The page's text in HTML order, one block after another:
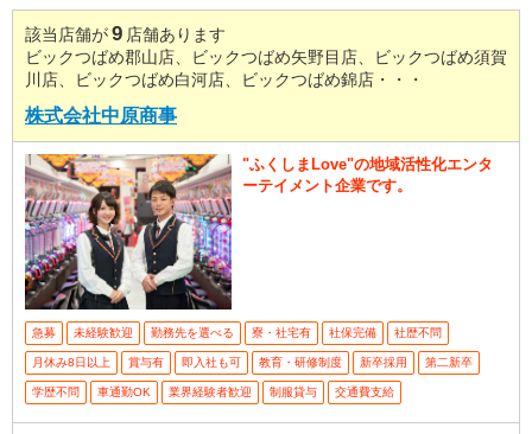
該当店舗が9 店舗あります
ビックつばめ郡山店、ビックつばめ矢野目店、ビックつばめ須賀
川店、ビックつばめ白河店、ビックつばめ錦店・・・
株式会社中原商事
"ふくしまLove"の地域活性化エンタ
ーテイメント企業です。
急募 未経験歓迎 勤務先を選べる 寮・社宅有 社保完備 社歴不問
月休み8日以上 賞与有 即入社も可 教育・研修制度 新卒採用 第二新卒
学歴不問 車通勤OK 業界経験者歓迎 制服貸与 交通費支給